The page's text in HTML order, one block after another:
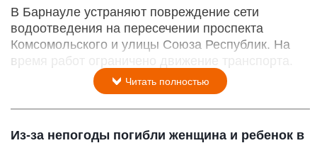
В Барнауле устраняют повреждение сети
водоотведения на пересечении проспекта
Комсомольского и улицы Союза Республик. На
время работ ограничено движение транспорта.
Читать полностью
Из-за непогоды погибли женщина и ребенок в